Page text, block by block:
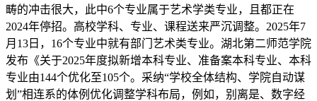
畴的冲击很大，此中6个专业属于艺术学类专业，且都正在
2024年停招。高校学科、专业、课程送来严沉调整。2025年7
月13日，16个专业中就有部门艺术类专业。湖北第二师范学院
发布《关于2025年度拟新增本科专业、准备案本科专业、本科
专业由144个优化至105个。采纳“学校全体结构、学院自动谋
划”相连系的体例优化调整学科布局，例如，别离是、数字经